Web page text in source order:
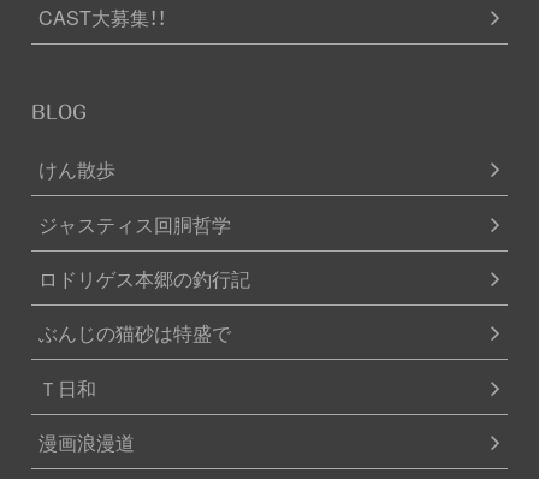
CAST大募集！！
BLOG
けん散歩
ジャスティス回胴哲学
ロドリゲス本郷の釣行記
ぶんじの猫砂は特盛で
Ｔ日和
漫画浪漫道